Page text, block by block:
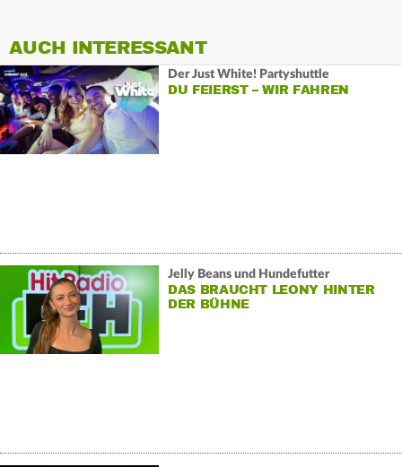
AUCH INTERESSANT
Der Just White! Partyshuttle
DU FEIERST – WIR FAHREN
Jelly Beans und Hundefutter
DAS BRAUCHT LEONY HINTER
DER BÜHNE